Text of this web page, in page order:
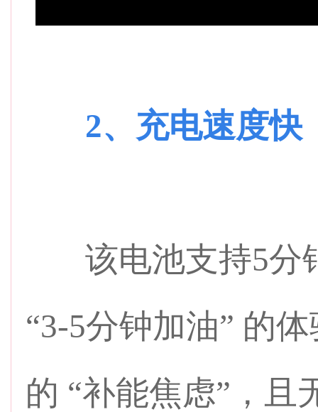
2、充电速度快
该电池支持5分
“3-5分钟加油” 的
的 “补能焦虑”，且